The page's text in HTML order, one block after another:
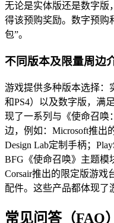
无论是实体版还是数字版
得该预购奖励。数字预购
包”。
不同版本及限量周边
游戏提供多种版本选择：
和PS4）以及数字版，满
现了一系列与《使命召唤
边，例如：Microsoft推出
Design Lab定制手柄；
BFG《使命召唤》主题模
Corsair推出的限定版游戏
配件。这些产品都体现了
常见问答（FAQ）